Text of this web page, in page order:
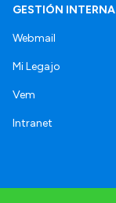
GESTIÓN INTERNA
Webmail
Mi Legajo
Vem
Intranet